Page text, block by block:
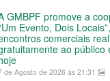
GMBPF promove a
Evento, Dois
comerciais
ao público
de Agosto de 2026 às 21:31